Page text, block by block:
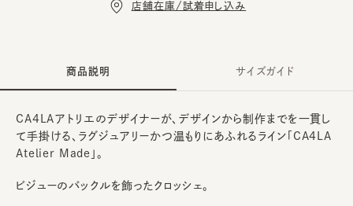
店舗在庫/試着申し込み
商品説明
CA4LAアトリエのデザイナーが、デザインから制作までを一貫し
て手掛ける、ラグジュアリーかつ温もりにあふれるライン「CA4LA
Atelier Made」。
ビジューのバックルを飾ったクロッシェ。
サイズガイド